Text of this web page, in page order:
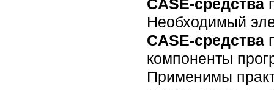
CASE-средства
Необходимый
CASE-средства
компоненты
Применимы